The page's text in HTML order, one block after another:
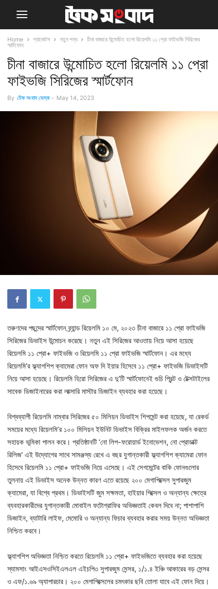
Home গ্যাজেটস নতুন পন্য
চীনা বাজারে উন্মোচিত হলো রিয়েলমি ১১ প্রো ফাইভজি সিরিজের
স্মার্টফোন
চীনা বাজারে উন্মোচিত হলো রিয়েলমি ১১ প্রো
ফাইভজি সিরিজের স্মার্টফোন
By টেক সংবাদ ডেস্ক - May 14, 2023
তরুণদের পছন্দের স্মার্টফোন ব্র্যান্ড রিয়েলমি ১০ মে, ২০২৩ চীনা বাজারে ১১ প্রো ফাইভজি
সিরিজের ডিভাইস উন্মোচন করেছে। নতুন এই সিরিজের আওতায় নিয়ে আসা হয়েছে
রিয়েলমি ১১ প্রো+ ফাইভজি ও রিয়েলমি ১১ প্রো ফাইভজি স্মার্টফোন। এর মধ্যে
রিয়েলমি’র ফ্ল্যাগশিপ ক্যামেরা ফোন অফ দি ইয়ার হিসেবে ১১ প্রো+ ফাইভজি ডিভাইসটি
নিয়ে আসা হয়েছে। রিয়েলমি হিরো সিরিজের এ দু’টি স্মার্টফোনেই গুচি প্রিন্ট ও টেক্সটাইলের
সাবেক ডিজাইনারের করা লাক্সারি মাস্টার ডিজাইন ব্যবহার করা হয়েছে।
বিশ্বব্যাপী রিয়েলমি নাম্বার সিরিজের ৫০ মিলিয়ন ডিভাইস শিপমেন্ট করা হয়েছে, যা রেকর্ড
সময়ের মধ্যে রিয়েলমি’র ১০০ মিলিয়ন ইউনিট ডিভাইস বিক্রির মাইলফলক অর্জন করতে
সহায়ক ভূমিকা পালন করে। প্রতিষ্ঠানটি ‘নো লিপ-ফরোয়ার্ড ইনোভেশন, নো প্রোডাক্ট
রিলিজ’ এই উদ্যোগের সাথে সামঞ্জস্য রেখে এ বছর যুগান্তকারী ফ্ল্যাগশিপ ক্যামেরা ফোন
হিসেবে রিয়েলমি ১১ প্রো+ ফাইভজি নিয়ে এসেছে। এই সেগমেন্টের বাকি ফোনগুলোর
তুলনায় এই ডিভাইস অনেক উন্নত কারণ এতে রয়েছে ২০০ মেগাপিক্সেল সুপারজুম
ক্যামেরা, যা বিশ্বে প্রথম। ডিভাইসটি জুম সক্ষমতা, হাইয়ার পিক্সেল ও অন্যান্য ক্ষেত্রে
ব্যবহারকারীদের যুগান্তকারী মোবাইল ফটোগ্রাফির অভিজ্ঞতাই কেবল দিবে না; পাশাপাশি
ডিজাইন, ব্যাটারি লাইফ, মেমোরি ও অন্যান্য ফিচার ব্যবহার করার সময় উন্নত অভিজ্ঞতা
নিশ্চিত করবে।
ফ্ল্যাগশিপ অভিজ্ঞতা নিশ্চিত করতে রিয়েলমি ১১ প্রো+ ফাইভজিতে ব্যবহার করা হয়েছে
স্যামসাং আইএসওসিইএলএল এইচপি৩ সুপারজুম সেন্সর, ১/১.৪ ইঞ্চি আকারের বড় সেন্সর
ও এফ/১.৬৯ অ্যাপারচার। ২০০ মেগাপিক্সেলের চমৎকার ছবি তোলা যাবে এই ফোন দিয়ে।